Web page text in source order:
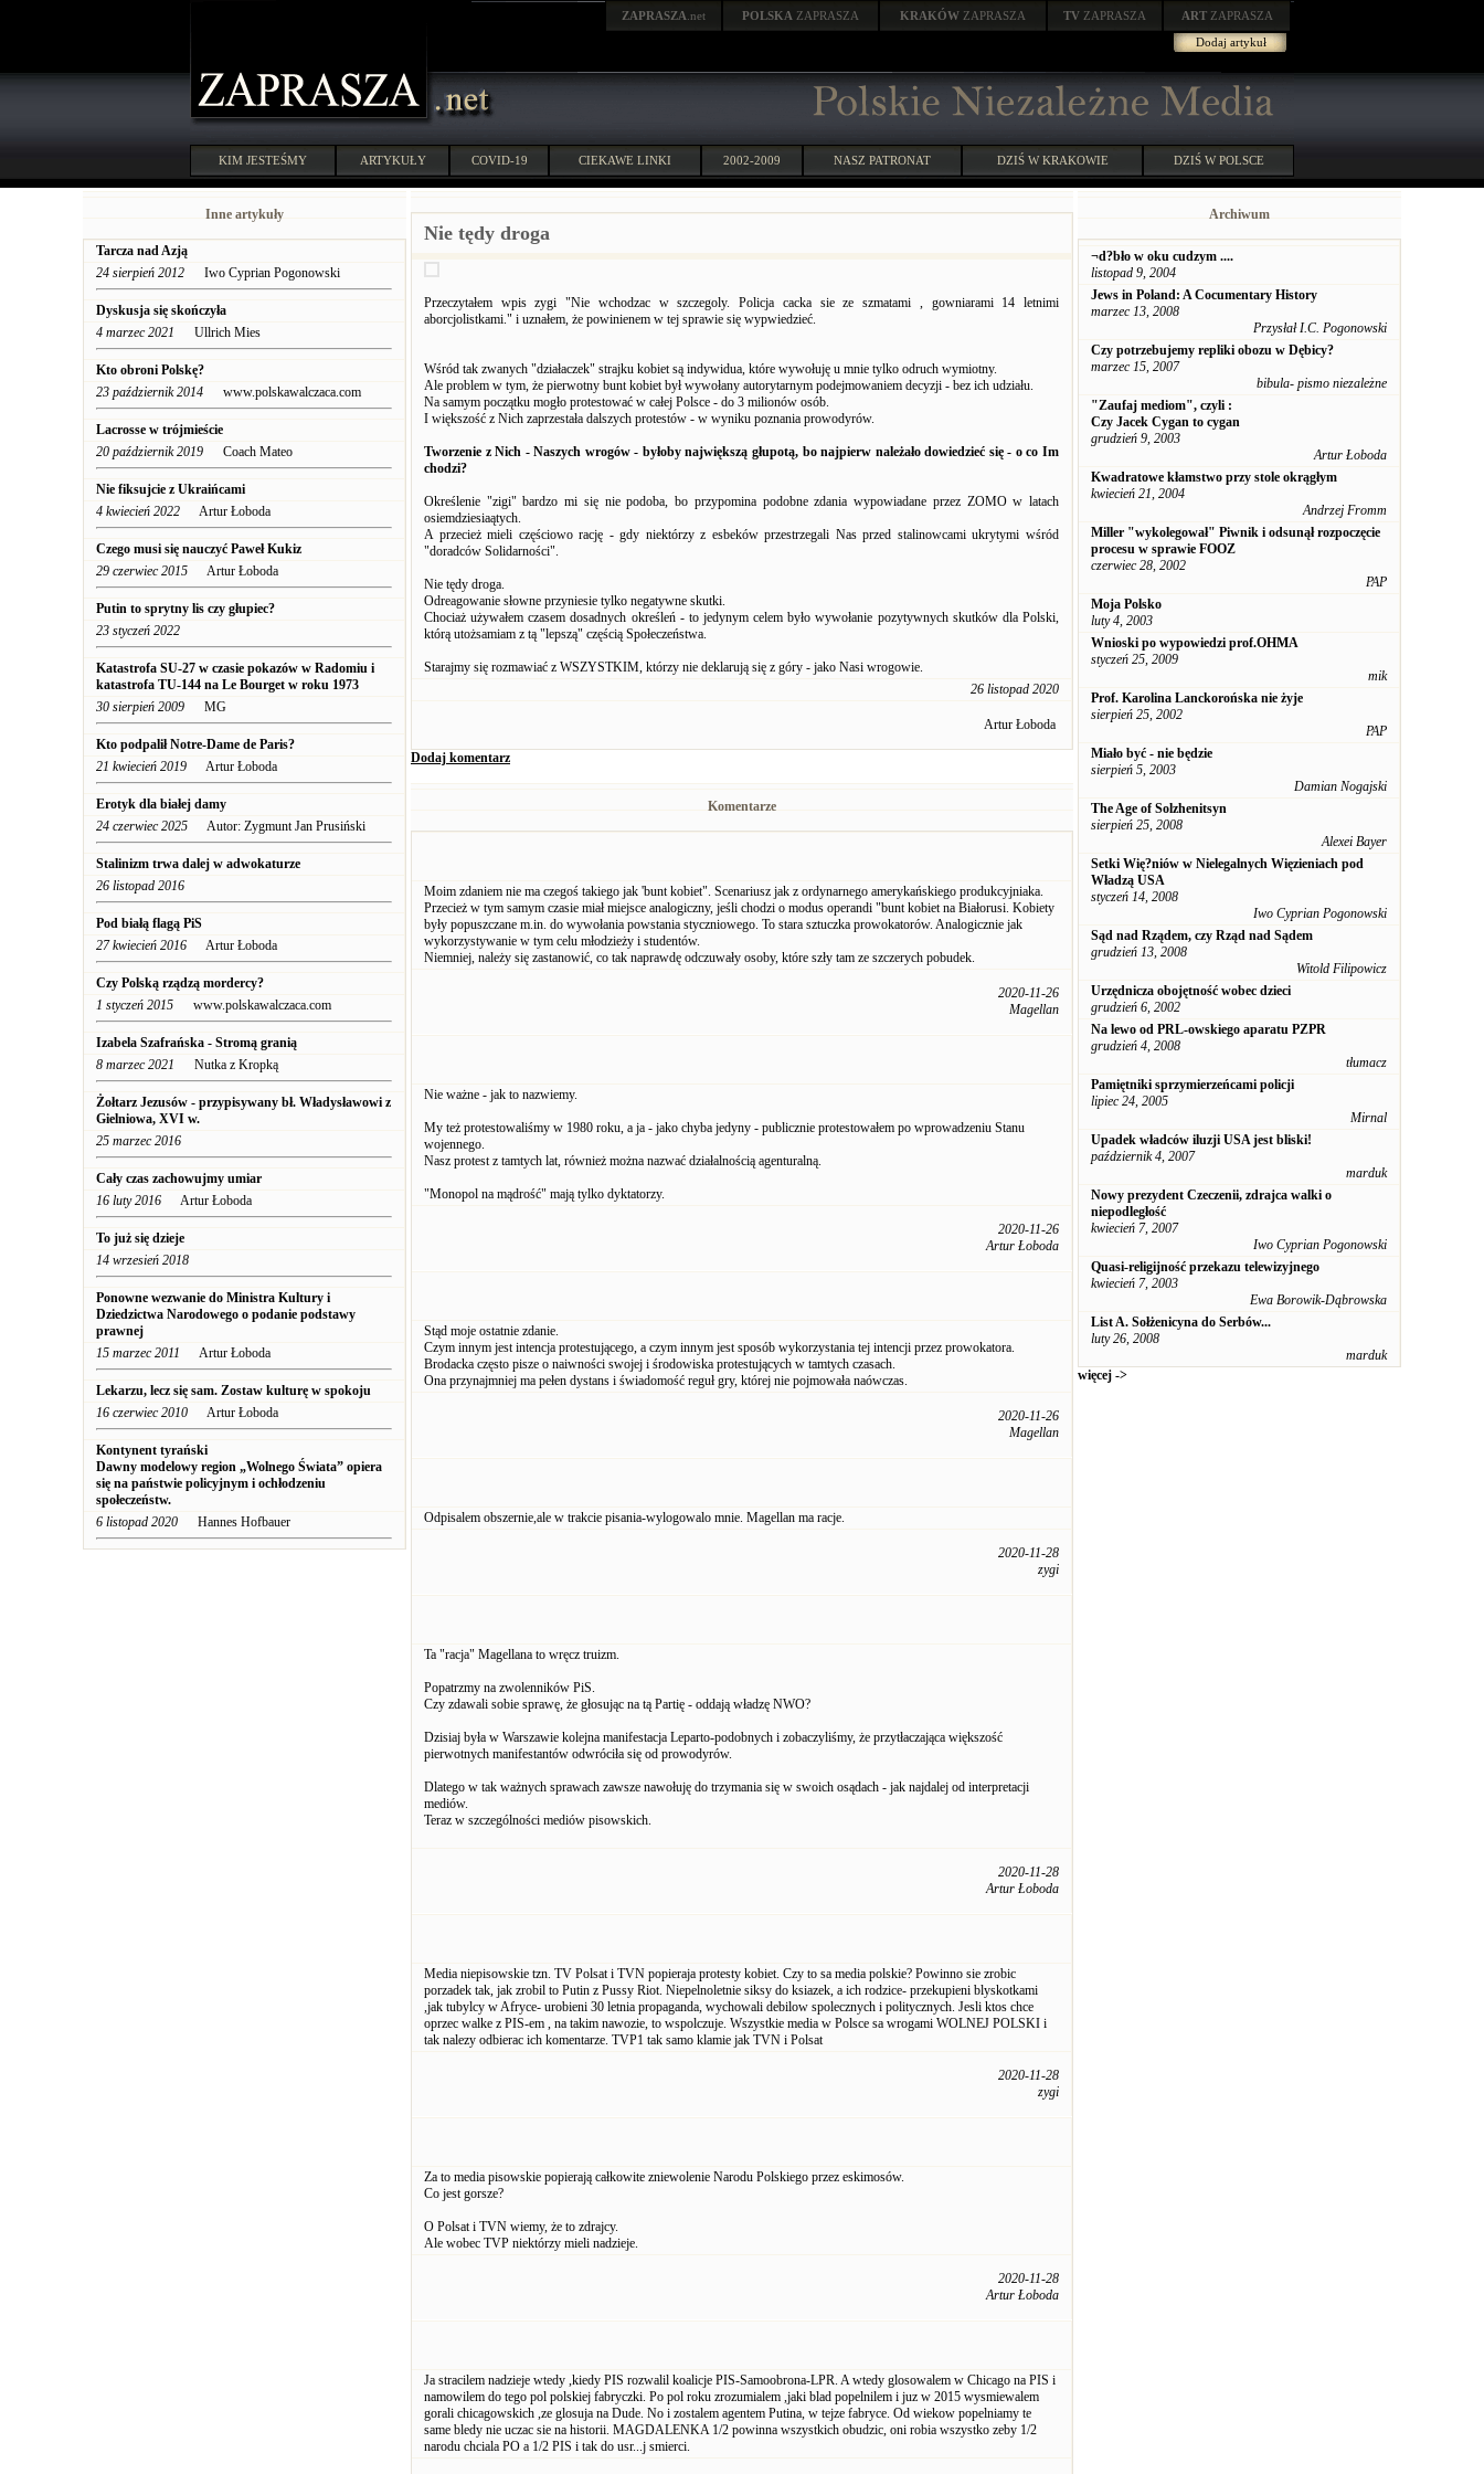
ZAPRASZA .net POLSKA ZAPRASZA KRAKÓW ZAPRASZA TV ZAPRASZA ART ZAPRASZA
Dodaj artykuł
KIM JESTEŚMY ARTYKUŁY COVID-19 CIEKAWE LINKI 2002-2009 NASZ PATRONAT DZIŚ W KRAKOWIE DZIŚ W POLSCE
Inne artykuły
Tarcza nad Azją
24 sierpień 2012 Iwo Cyprian Pogonowski
Dyskusja się skończyła
4 marzec 2021 Ullrich Mies
Kto obroni Polskę?
23 październik 2014 www.polskawalczaca.com
Lacrosse w trójmieście
20 październik 2019 Coach Mateo
Nie fiksujcie z Ukraińcami
4 kwiecień 2022 Artur Łoboda
Czego musi się nauczyć Paweł Kukiz
29 czerwiec 2015 Artur Łoboda
Putin to sprytny lis czy głupiec?
23 styczeń 2022
Katastrofa SU-27 w czasie pokazów w Radomiu i
katastrofa TU-144 na Le Bourget w roku 1973
30 sierpień 2009 MG
Kto podpalił Notre-Dame de Paris?
21 kwiecień 2019 Artur Łoboda
Erotyk dla białej damy
24 czerwiec 2025 Autor: Zygmunt Jan Prusiński
Stalinizm trwa dalej w adwokaturze
26 listopad 2016
Pod białą flagą PiS
27 kwiecień 2016 Artur Łoboda
Czy Polską rządzą mordercy?
1 styczeń 2015 www.polskawalczaca.com
Izabela Szafrańska - Stromą granią
8 marzec 2021 Nutka z Kropką
Żołtarz Jezusów - przypisywany bł. Władysławowi z
Gielniowa, XVI w.
25 marzec 2016
Cały czas zachowujmy umiar
16 luty 2016 Artur Łoboda
To już się dzieje
14 wrzesień 2018
Ponowne wezwanie do Ministra Kultury i
Dziedzictwa Narodowego o podanie podstawy
prawnej
15 marzec 2011 Artur Łoboda
Lekarzu, lecz się sam. Zostaw kulturę w spokoju
16 czerwiec 2010 Artur Łoboda
Kontynent tyrański
Dawny modelowy region „Wolnego Świata” opiera
się na państwie policyjnym i ochłodzeniu
społeczeństw.
6 listopad 2020 Hannes Hofbauer
Nie tędy droga
Przeczytałem wpis zygi "Nie wchodzac w szczegoly. Policja cacka sie ze szmatami , gowniarami 14 letnimi
aborcjolistkami." i uznałem, że powinienem w tej sprawie się wypwiedzieć.
Wśród tak zwanych "działaczek" strajku kobiet są indywidua, które wywołuję u mnie tylko odruch wymiotny.
Ale problem w tym, że pierwotny bunt kobiet był wywołany autorytarnym podejmowaniem decyzji - bez ich udziału.
Na samym początku mogło protestować w całej Polsce - do 3 milionów osób.
I większość z Nich zaprzestała dalszych protestów - w wyniku poznania prowodyrów.
Tworzenie z Nich - Naszych wrogów - byłoby największą głupotą, bo najpierw należało dowiedzieć się - o co Im
chodzi?
Określenie "zigi" bardzo mi się nie podoba, bo przypomina podobne zdania wypowiadane przez ZOMO w latach
osiemdziesiaątych.
A przecież mieli częściowo rację - gdy niektórzy z esbeków przestrzegali Nas przed stalinowcami ukrytymi wśród
"doradców Solidarności".
Nie tędy droga.
Odreagowanie słowne przyniesie tylko negatywne skutki.
Chociaż używałem czasem dosadnych określeń - to jedynym celem było wywołanie pozytywnych skutków dla Polski,
którą utożsamiam z tą "lepszą" częścią Społeczeństwa.
Starajmy się rozmawiać z WSZYSTKIM, którzy nie deklarują się z góry - jako Nasi wrogowie.
26 listopad 2020
Artur Łoboda
Dodaj komentarz
Komentarze
Moim zdaniem nie ma czegoś takiego jak 'bunt kobiet". Scenariusz jak z ordynarnego amerykańskiego produkcyjniaka.
Przecież w tym samym czasie miał miejsce analogiczny, jeśli chodzi o modus operandi "bunt kobiet na Białorusi. Kobiety
były popuszczane m.in. do wywołania powstania styczniowego. To stara sztuczka prowokatorów. Analogicznie jak
wykorzystywanie w tym celu młodzieży i studentów.
Niemniej, należy się zastanowić, co tak naprawdę odczuwały osoby, które szły tam ze szczerych pobudek.
2020-11-26
Magellan
Nie ważne - jak to nazwiemy.
My też protestowaliśmy w 1980 roku, a ja - jako chyba jedyny - publicznie protestowałem po wprowadzeniu Stanu
wojennego.
Nasz protest z tamtych lat, również można nazwać działalnością agenturalną.
"Monopol na mądrość" mają tylko dyktatorzy.
2020-11-26
Artur Łoboda
Stąd moje ostatnie zdanie.
Czym innym jest intencja protestującego, a czym innym jest sposób wykorzystania tej intencji przez prowokatora.
Brodacka często pisze o naiwności swojej i środowiska protestujących w tamtych czasach.
Ona przynajmniej ma pełen dystans i świadomość reguł gry, której nie pojmowała naówczas.
2020-11-26
Magellan
Odpisalem obszernie,ale w trakcie pisania-wylogowalo mnie. Magellan ma racje.
2020-11-28
zygi
Ta "racja" Magellana to wręcz truizm.
Popatrzmy na zwolenników PiS.
Czy zdawali sobie sprawę, że głosując na tą Partię - oddają władzę NWO?
Dzisiaj była w Warszawie kolejna manifestacja Leparto-podobnych i zobaczyliśmy, że przytłaczająca większość
pierwotnych manifestantów odwróciła się od prowodyrów.
Dlatego w tak ważnych sprawach zawsze nawołuję do trzymania się w swoich osądach - jak najdalej od interpretacji
mediów.
Teraz w szczególności mediów pisowskich.
2020-11-28
Artur Łoboda
Media niepisowskie tzn. TV Polsat i TVN popieraja protesty kobiet. Czy to sa media polskie? Powinno sie zrobic
porzadek tak, jak zrobil to Putin z Pussy Riot. Niepelnoletnie siksy do ksiazek, a ich rodzice- przekupieni blyskotkami
,jak tubylcy w Afryce- urobieni 30 letnia propaganda, wychowali debilow spolecznych i politycznych. Jesli ktos chce
oprzec walke z PIS-em , na takim nawozie, to wspolczuje. Wszystkie media w Polsce sa wrogami WOLNEJ POLSKI i
tak nalezy odbierac ich komentarze. TVP1 tak samo klamie jak TVN i Polsat
2020-11-28
zygi
Za to media pisowskie popierają całkowite zniewolenie Narodu Polskiego przez eskimosów.
Co jest gorsze?
O Polsat i TVN wiemy, że to zdrajcy.
Ale wobec TVP niektórzy mieli nadzieje.
2020-11-28
Artur Łoboda
Ja stracilem nadzieje wtedy ,kiedy PIS rozwalil koalicje PIS-Samoobrona-LPR. A wtedy glosowalem w Chicago na PIS i
namowilem do tego pol polskiej fabryczki. Po pol roku zrozumialem ,jaki blad popelnilem i juz w 2015 wysmiewalem
gorali chicagowskich ,ze glosuja na Dude. No i zostalem agentem Putina, w tejze fabryce. Od wiekow popelniamy te
same bledy nie uczac sie na historii. MAGDALENKA 1/2 powinna wszystkich obudzic, oni robia wszystko zeby 1/2
narodu chciala PO a 1/2 PIS i tak do usr...j smierci.
Archiwum
¬d?bło w oku cudzym ....
listopad 9, 2004
Jews in Poland: A Cocumentary History
marzec 13, 2008
Przysłał I.C. Pogonowski
Czy potrzebujemy repliki obozu w Dębicy?
marzec 15, 2007
bibula- pismo niezależne
"Zaufaj mediom", czyli :
Czy Jacek Cygan to cygan
grudzień 9, 2003
Artur Łoboda
Kwadratowe kłamstwo przy stole okrągłym
kwiecień 21, 2004
Andrzej Fromm
Miller "wykolegował" Piwnik i odsunął rozpoczęcie
procesu w sprawie FOOZ
czerwiec 28, 2002
PAP
Moja Polsko
luty 4, 2003
Wnioski po wypowiedzi prof.OHMA
styczeń 25, 2009
mik
Prof. Karolina Lanckorońska nie żyje
sierpień 25, 2002
PAP
Miało być - nie będzie
sierpień 5, 2003
Damian Nogajski
The Age of Solzhenitsyn
sierpień 25, 2008
Alexei Bayer
Setki Wię?niów w Nielegalnych Więzieniach pod
Władzą USA
styczeń 14, 2008
Iwo Cyprian Pogonowski
Sąd nad Rządem, czy Rząd nad Sądem
grudzień 13, 2008
Witold Filipowicz
Urzędnicza obojętność wobec dzieci
grudzień 6, 2002
Na lewo od PRL-owskiego aparatu PZPR
grudzień 4, 2008
tłumacz
Pamiętniki sprzymierzeńcami policji
lipiec 24, 2005
Mirnal
Upadek władców iluzji USA jest bliski!
październik 4, 2007
marduk
Nowy prezydent Czeczenii, zdrajca walki o
niepodległość
kwiecień 7, 2007
Iwo Cyprian Pogonowski
Quasi-religijność przekazu telewizyjnego
kwiecień 7, 2003
Ewa Borowik-Dąbrowska
List A. Sołżenicyna do Serbów...
luty 26, 2008
marduk
więcej ->